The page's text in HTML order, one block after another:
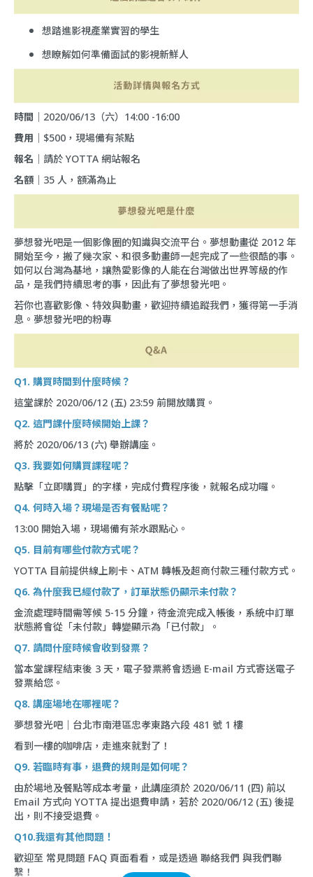
想踏進影視產業實習的學生
想瞭解如何準備面試的影視新鮮人
時間 ｜2020/06/13（六）14:00 -16:00
費用 ｜$500，現場備有茶點
報名 ｜請於 YOTTA 網站報名
名額 ｜35 人，額滿為止
夢想發光吧是一個影像圈的知識與交流平台。夢想動畫從 2012 年
開始至今，搬了幾次家、和很多動畫師一起完成了一些很酷的事。
如何以台灣為基地，讓熱愛影像的人能在台灣做出世界等級的作
品，是我們持續思考的事，因此有了夢想發光吧。
若你也喜歡影像、特效與動畫，歡迎持續追蹤我們，獲得第一手消
息。 夢想發光吧的粉專
Q1. 購買時間到什麼時候？
這堂課於 2020/06/12 (五) 23:59 前開放購買。
Q2. 這門課什麼時候開始上課？
將於 2020/06/13 (六) 舉辦講座。
Q3. 我要如何購買課程呢？
點擊「立即購買」的字樣，完成付費程序後，就報名成功囉。
Q4. 何時入場？現場是否有餐點呢？
13:00 開始入場，現場備有茶水跟點心。
Q5. 目前有哪些付款方式呢？
YOTTA 目前提供線上刷卡、ATM 轉帳及超商付款三種付款方式。
Q6. 為什麼我已經付款了，訂單狀態仍顯示未付款？
金流處理時間需等候 5-15 分鐘，待金流完成入帳後，系統中訂單
狀態將會從「未付款」轉變顯示為「已付款」。
Q7. 請問什麼時候會收到發票？
當本堂課程結束後 3 天，電子發票將會透過 E-mail 方式寄送電子
發票給您。
Q8. 講座場地在哪裡呢？
夢想發光吧｜台北市南港區忠孝東路六段 481 號 1 樓
看到一樓的咖啡店，走進來就對了！
Q9. 若臨時有事，退費的規則是如何呢？
由於場地及餐點等成本考量，此講座須於 2020/06/11 (四) 前以
Email 方式向 YOTTA 提出退費申請，若於 2020/06/12 (五) 後提
出，則不接受退費。
Q10.我還有其他問題！
歡迎至 常見問題 FAQ 頁面看看，或是透過 聯絡我們 與我們聯
繫！